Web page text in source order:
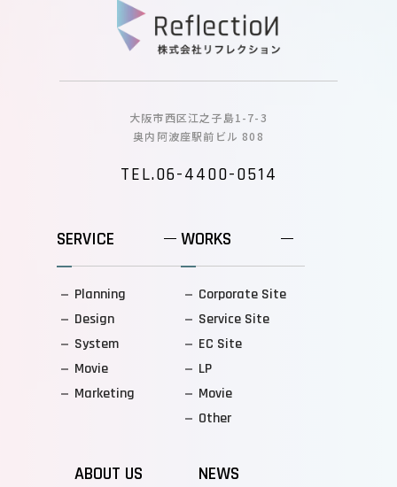
大阪市西区江之子島1-7-3
奥内阿波座駅前ビル 808
TEL.06-4400-0514
SERVICE
Planning
Design
System
Movie
Marketing
WORKS
Corporate Site
Service Site
EC Site
LP
Movie
Other
ABOUT US NEWS